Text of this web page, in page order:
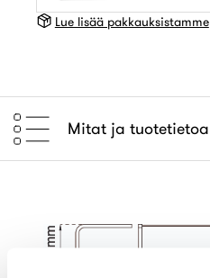
Lue lisää pakkauksistamme
Mitat ja tuotetietoa